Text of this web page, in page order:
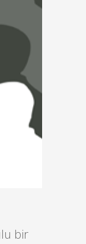
bir